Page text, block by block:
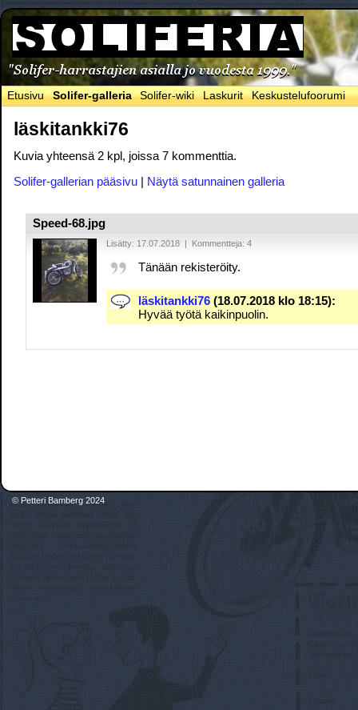
Etusivu Solifer-galleria Solifer-wiki Laskurit Keskustelufoorumi
läskitankki76
Kuvia yhteensä 2 kpl, joissa 7 kommenttia.
Solifer-gallerian pääsivu | Näytä satunnainen galleria
Speed-68.jpg
Lisätty: 17.07.2018 | Kommentteja: 4
Tänään rekisteröity.
läskitankki76 (18.07.2018 klo 18:15):
Hyvää työtä kaikinpuolin.
© Petteri Bamberg 2024